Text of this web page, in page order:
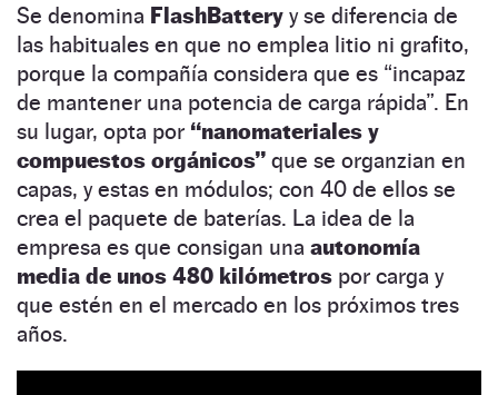
Se denomina FlashBattery y se diferencia de
las habituales en que no emplea litio ni grafito,
porque la compañía considera que es “incapaz
de mantener una potencia de carga rápida”. En
su lugar, opta por “nanomateriales y
compuestos orgánicos” que se organzian en
capas, y estas en módulos; con 40 de ellos se
crea el paquete de baterías. La idea de la
empresa es que consigan una autonomía
media de unos 480 kilómetros por carga y
que estén en el mercado en los próximos tres
años.